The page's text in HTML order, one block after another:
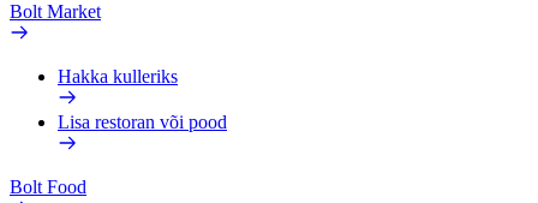
Bolt Market
Hakka kulleriks
Lisa restoran või pood
Bolt Food